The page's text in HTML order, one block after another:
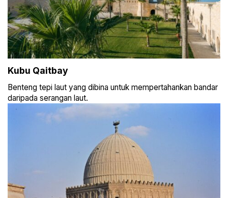
Kubu Qaitbay
Benteng tepi laut yang dibina untuk mempertahankan bandar
daripada serangan laut.